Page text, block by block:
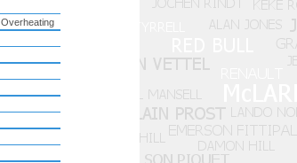
Overheating